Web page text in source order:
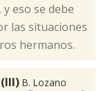
eso se debe
las situaciones
hermanos.
B. Lozano